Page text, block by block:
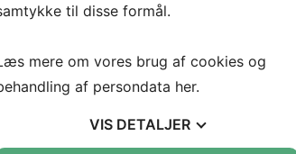
til disse formål.
mere om vores brug af cookies og
af persondata her.
VIS DETALJER